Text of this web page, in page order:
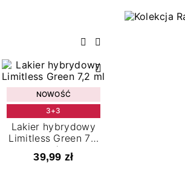
Poprzedni
Następny
NOWOŚĆ
3+3
Lakier hybrydowy
Limitless Green 7,2
ml
39,99 zł